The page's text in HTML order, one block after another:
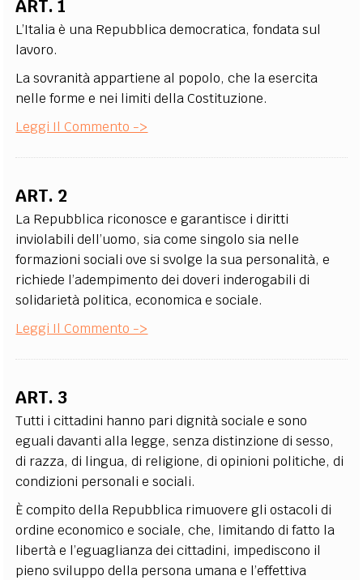
EXTRA
CODICI
SOCIAL MEDIA
ART. 1
L’Italia è una Repubblica democratica, fondata sul
lavoro.
La sovranità appartiene al popolo, che la esercita
nelle forme e nei limiti della Costituzione.
Leggi Il Commento ->
ART. 2
La Repubblica riconosce e garantisce i diritti
inviolabili dell’uomo, sia come singolo sia nelle
formazioni sociali ove si svolge la sua personalità, e
richiede l’adempimento dei doveri inderogabili di
solidarietà politica, economica e sociale.
Leggi Il Commento ->
ART. 3
Tutti i cittadini hanno pari dignità sociale e sono
eguali davanti alla legge, senza distinzione di sesso,
di razza, di lingua, di religione, di opinioni politiche, di
condizioni personali e sociali.
È compito della Repubblica rimuovere gli ostacoli di
ordine economico e sociale, che, limitando di fatto la
libertà e l’eguaglianza dei cittadini, impediscono il
pieno sviluppo della persona umana e l’effettiva